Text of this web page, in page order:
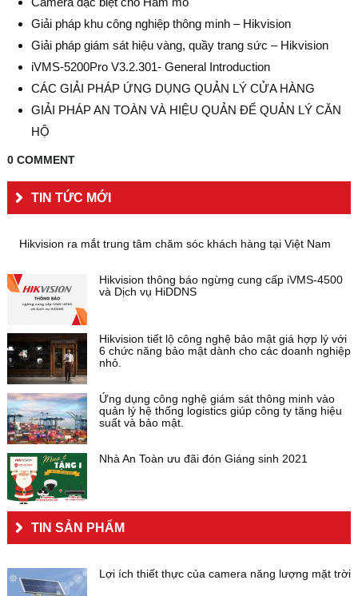
Giải pháp khu công nghiệp thông minh – Hikvision
Giải pháp giám sát hiệu vàng, quầy trang sức – Hikvision
iVMS-5200Pro V3.2.301- General Introduction
CÁC GIẢI PHÁP ỨNG DỤNG QUẢN LÝ CỬA HÀNG
GIẢI PHÁP AN TOÀN VÀ HIỆU QUẢN ĐỂ QUẢN LÝ CĂN
HỘ
0 COMMENT
TIN TỨC MỚI
Hikvision ra mắt trung tâm chăm sóc khách hàng tại Việt Nam
Hikvision thông báo ngừng cung cấp iVMS-4500
và Dịch vụ HiDDNS
Hikvision tiết lộ công nghệ bảo mật giá hợp lý với
6 chức năng bảo mật dành cho các doanh nghiệp
nhỏ.
Ứng dụng công nghệ giám sát thông minh vào
quản lý hệ thống logistics giúp công ty tăng hiệu
suất và bảo mật.
Nhà An Toàn ưu đãi đón Giáng sinh 2021
TIN SẢN PHẨM
Lợi ích thiết thực của camera năng lượng mặt trời